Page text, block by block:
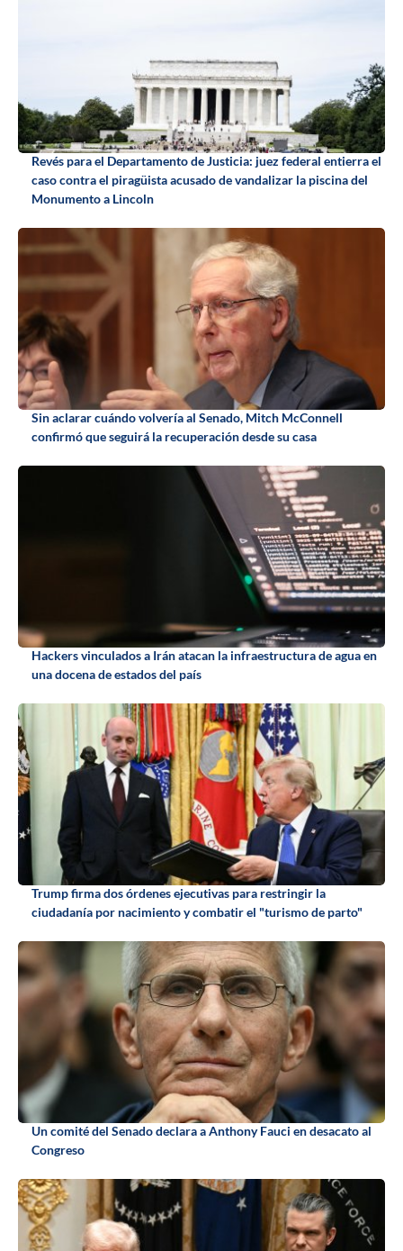
Revés para el Departamento de Justicia: juez federal entierra el
caso contra el piragüista acusado de vandalizar la piscina del
Monumento a Lincoln
Sin aclarar cuándo volvería al Senado, Mitch McConnell
confirmó que seguirá la recuperación desde su casa
Hackers vinculados a Irán atacan la infraestructura de agua en
una docena de estados del país
Trump firma dos órdenes ejecutivas para restringir la
ciudadanía por nacimiento y combatir el "turismo de parto"
Un comité del Senado declara a Anthony Fauci en desacato al
Congreso